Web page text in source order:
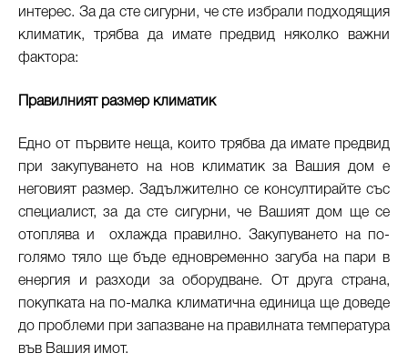
интерес. За да сте сигурни, че сте избрали подходящия
климатик, трябва да имате предвид няколко важни
фактора:
Правилният размер климатик
Едно от първите неща, които трябва да имате предвид
при закупуването на нов климатик за Вашия дом е
неговият размер. Задължително се консултирайте със
специалист, за да сте сигурни, че Вашият дом ще се
отоплява и охлажда правилно. Закупуването на по-
голямо тяло ще бъде едновременно загуба на пари в
енергия и разходи за оборудване. От друга страна,
покупката на по-малка климатична единица ще доведе
до проблеми при запазване на правилната температура
във Вашия имот.